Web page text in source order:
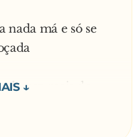
nada má e só se
vez mais de